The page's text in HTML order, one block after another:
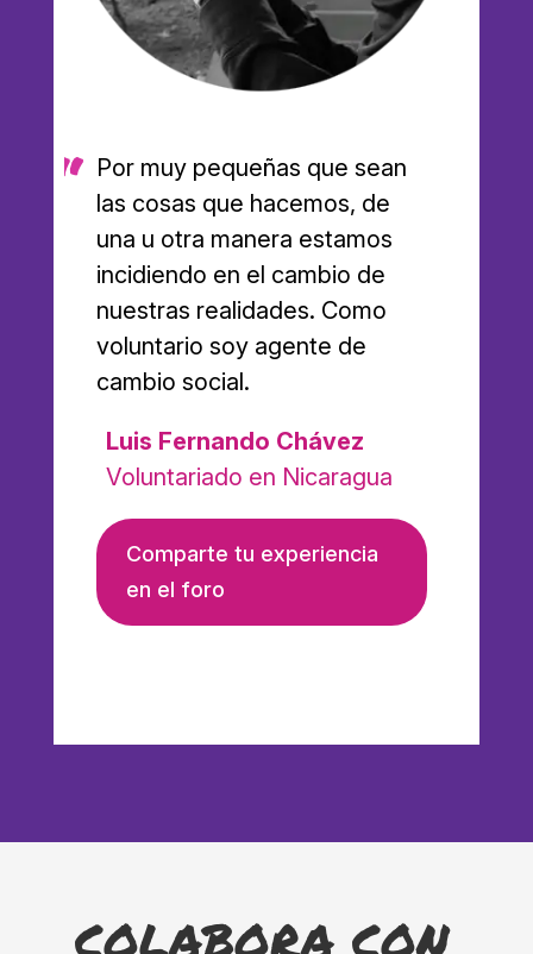
Por muy pequeñas que sean
las cosas que hacemos, de
una u otra manera estamos
incidiendo en el cambio de
nuestras realidades. Como
voluntario soy agente de
cambio social.
Luis Fernando Chávez
Voluntariado en Nicaragua
Comparte tu experiencia
en el foro
COLABORA CON